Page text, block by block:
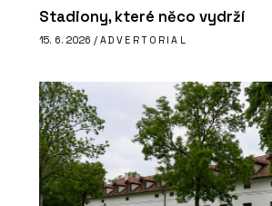
Stadiony, které něco vydrží
15. 6. 2026 / ADVERTORIAL